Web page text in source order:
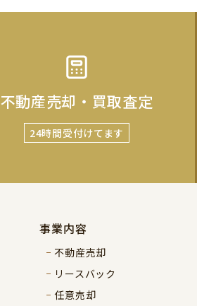
不動産売却・買取査定
24時間受付けてます
事業内容
不動産売却
リースバック
任意売却